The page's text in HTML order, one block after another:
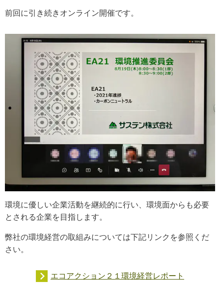
前回に引き続き オンライン開催です。
環境に優しい企業活動を継続的に行い、環境面からも必要
とされる企業を目指します。
弊社の環境経営の取組みについては下記リンクを参照くだ
さい。
エコアクション２１環境経営レポート